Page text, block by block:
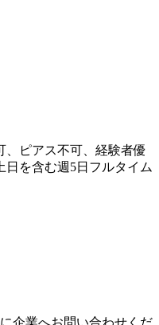
、ピアス不可、経験者優
を含む週5日フルタイム
企業へお問い合わせくだ